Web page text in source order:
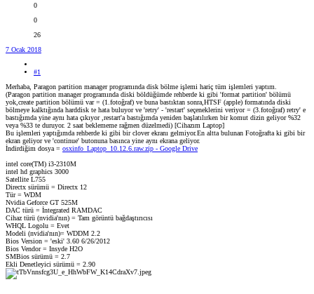
0
0
26
7 Ocak 2018
#1
Merhaba, Paragon partition manager programında disk bölme işlemi hariç tüm işlemleri yaptım.
(Paragon partition manager programında diski böldüğümde rehberde ki gibi 'format partition' bölümü
yok,create partition bölümü var = (1.fotoğraf) ve buna bastıktan sonra,HTSF (apple) formatında diski
bölmeye kalktığında harddisk te hata buluyor ve 'retry' - 'restart' seçeneklerini veriyor = (3.fotoğraf) retry' e
bastığımda yine aynı hata çıkıyor ,restart'a bastığımda yeniden başlatılırken bir komut dizin geliyor %32
veya %33 te duruyor. 2 saat beklememe rağmen düzelmedi) [Cihazım Laptop]
Bu işlemleri yaptığımda rehberde ki gibi bir clover ekranı gelmiyor.En altta bulunan Fotoğrafta ki gibi bir
ekran geliyor ve 'continue' butonuna basınca yine aynı ekrana geliyor.
İndirdiğim dosya = osxinfo_Laptop_10.12.6.raw.zip - Google Drive
intel core(TM) i3-2310M
intel hd graphics 3000
Satellite L755
Directx sürümü = Directx 12
Tür = WDM
Nvidia Geforce GT 525M
DAC türü = İntegrated RAMDAC
Cihaz türü (nvidia'nın) = Tam görüntü bağdaştırıcısı
WHQL Logolu = Evet
Modeli (nvidia'nın)= WDDM 2.2
Bios Version = 'eski' 3.60 6/26/2012
Bios Vendor = Insyde H2O
SMBios sürümü = 2.7
Ekli Denetleyici sürümü = 2.90